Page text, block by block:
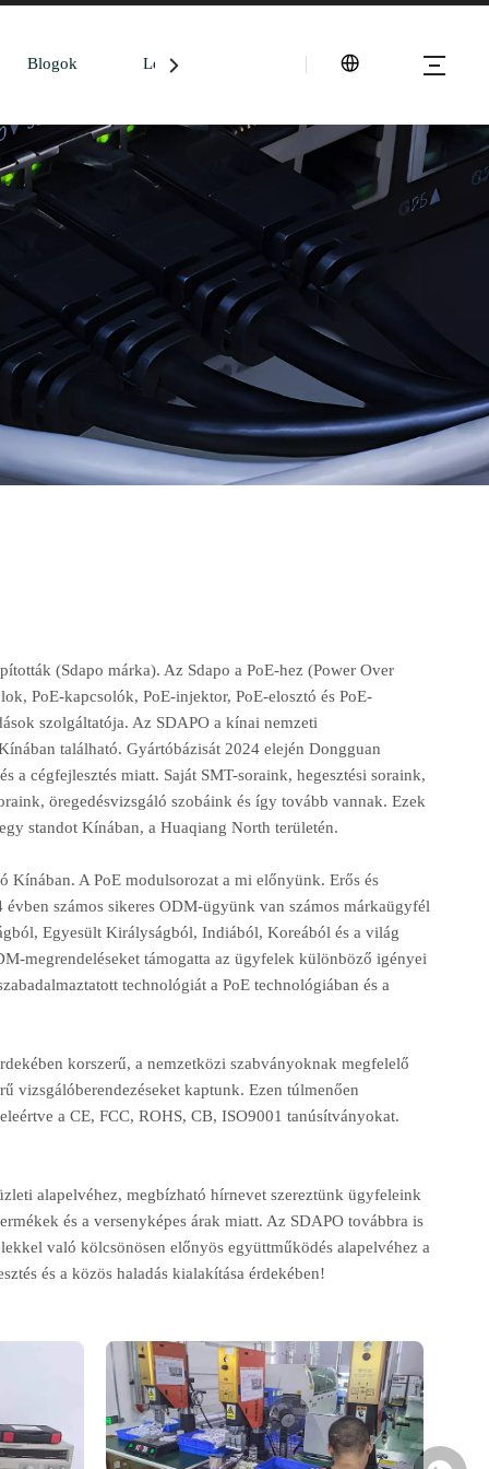
Blogok Lépjen kapcsolatba velünk
(Sdapo márka). Az Sdapo a PoE-hez (Power Over
PoE-kapcsolók, PoE-injektor, PoE-elosztó és PoE-
szolgáltatója. Az SDAPO a kínai nemzeti
található. Gyártóbázisát 2024 elején Dongguan
a cégfejlesztés miatt. Saját SMT-soraink, hegesztési soraink,
öregedésvizsgáló szobáink és így tovább vannak. Ezek
standot Kínában, a Huaqiang North területén.
Kínában. A PoE modulsorozat a mi előnyünk. Erős és
számos sikeres ODM-ügyünk van számos márkaügyfél
Egyesült Királyságból, Indiából, Koreából és a világ
megrendeléseket támogatta az ügyfelek különböző igényei
technológiát a PoE technológiában és a
korszerű, a nemzetközi szabványoknak megfelelő
vizsgálóberendezéseket kaptunk. Ezen túlmenően
a CE, FCC, ROHS, CB, ISO9001 tanúsítványokat.
alapelvéhez, megbízható hírnevet szereztünk ügyfeleink
és a versenyképes árak miatt. Az SDAPO továbbra is
való kölcsönösen előnyös együttműködés alapelvéhez a
és a közös haladás kialakítása érdekében!